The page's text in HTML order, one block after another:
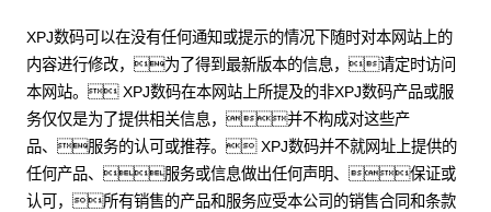
XPJ数码可以在没有任何通知或提示的情况下随时对本网站上的
内容进行修改，为了得到最新版本的信息，请定时访问
本网站。 XPJ数码在本网站上所提及的非XPJ数码产品或服
务仅仅是为了提供相关信息，并不构成对这些产
品、服务的认可或推荐。 XPJ数码并不就网址上提供的
任何产品、服务或信息做出任何声明、保证或
认可，所有销售的产品和服务应受本公司的销售合同和条款